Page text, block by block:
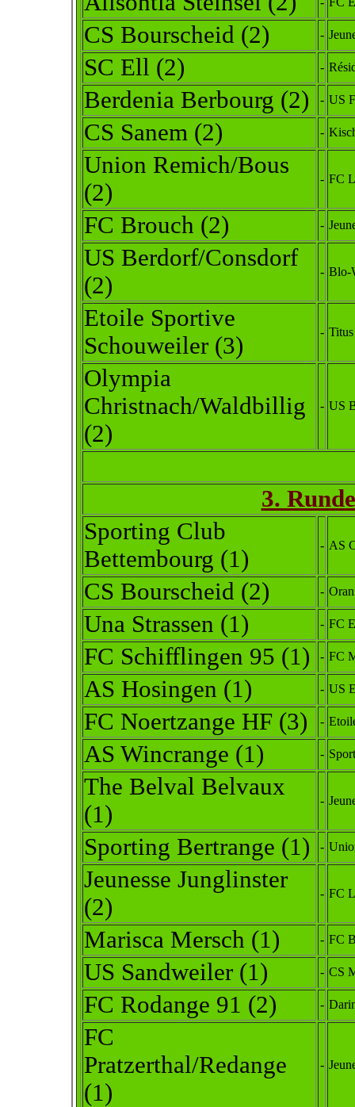
CS Bourscheid (2) -
SC Ell (2) -
Berdenia Berbourg (2) - US
CS Sanem (2) -
Union Remich/Bous
(2)
- FC
FC Brouch (2) -
US Berdorf/Consdorf
(2)
- Blo-
Etoile Sportive
Schouweiler (3)
-
Olympia
Christnach/Waldbillig
(2)
- US
3.
Sporting Club
Bettembourg (1)
- AS
CS Bourscheid (2) -
Una Strassen (1) - FC
FC Schifflingen 95 (1) - FC
AS Hosingen (1) - US
FC Noertzange HF (3) -
AS Wincrange (1) -
The Belval Belvaux
(1)
-
Sporting Bertrange (1) -
Jeunesse Junglinster
(2)
- FC
Marisca Mersch (1) - FC
US Sandweiler (1) - CS
FC Rodange 91 (2) -
FC
Pratzerthal/Redange
(1)
-